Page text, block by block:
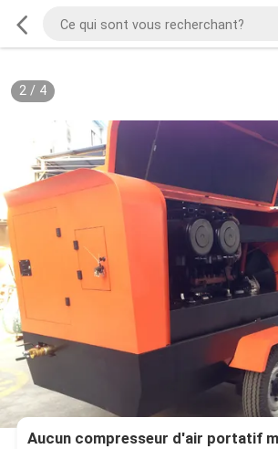
2/ 4
Aucun compresseur d'air portatif